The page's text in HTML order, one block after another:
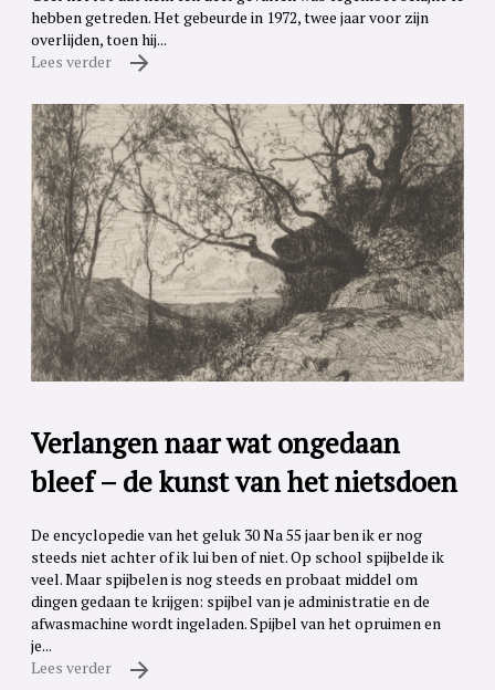
hebben getreden. Het gebeurde in 1972, twee jaar voor zijn
overlijden, toen hij...
Lees verder
Verlangen naar wat ongedaan
bleef – de kunst van het nietsdoen
De encyclopedie van het geluk 30 Na 55 jaar ben ik er nog
steeds niet achter of ik lui ben of niet. Op school spijbelde ik
veel. Maar spijbelen is nog steeds en probaat middel om
dingen gedaan te krijgen: spijbel van je administratie en de
afwasmachine wordt ingeladen. Spijbel van het opruimen en
je...
Lees verder